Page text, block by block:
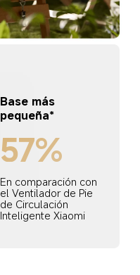
Base más
pequeña*
57%
En comparación con
el Ventilador de Pie
de Circulación
Inteligente Xiaomi